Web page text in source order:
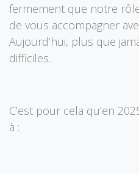
fermement que notre
de vous accompagner
Aujourd’hui, plus que
difficiles.
C’est pour cela qu’en
à :